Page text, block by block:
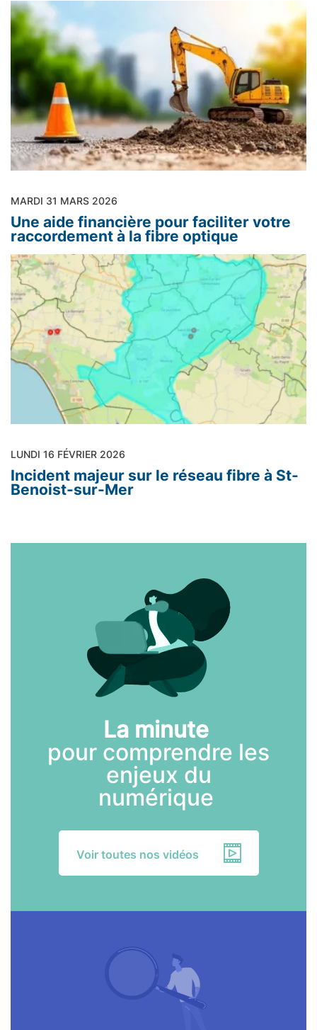
MARDI 31 MARS 2026
Une aide financière pour faciliter votre
raccordement à la fibre optique
LUNDI 16 FÉVRIER 2026
Incident majeur sur le réseau fibre à St-
Benoist-sur-Mer
La minute
pour comprendre les
enjeux du
numérique
Voir toutes nos vidéos